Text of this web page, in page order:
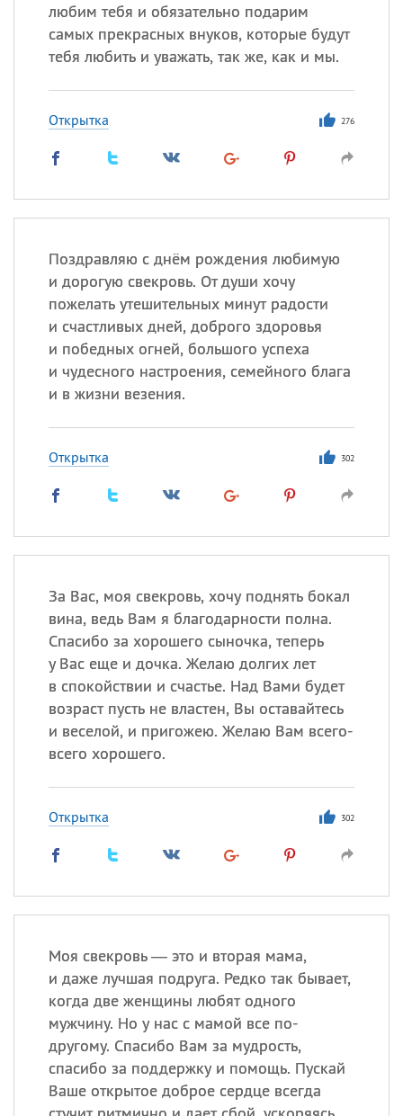
любим тебя и обязательно подарим
самых прекрасных внуков, которые будут
тебя любить и уважать, так же, как и мы.
Открытка 276
Поздравляю с днём рождения любимую
и дорогую свекровь. От души хочу
пожелать утешительных минут радости
и счастливых дней, доброго здоровья
и победных огней, большого успеха
и чудесного настроения, семейного блага
и в жизни везения.
Открытка 302
За Вас, моя свекровь, хочу поднять бокал
вина, ведь Вам я благодарности полна.
Спасибо за хорошего сыночка, теперь
у Вас еще и дочка. Желаю долгих лет
в спокойствии и счастье. Над Вами будет
возраст пусть не властен, Вы оставайтесь
и веселой, и пригожею. Желаю Вам всего-
всего хорошего.
Открытка 302
Моя свекровь — это и вторая мама,
и даже лучшая подруга. Редко так бывает,
когда две женщины любят одного
мужчину. Но у нас с мамой все по-
другому. Спасибо Вам за мудрость,
спасибо за поддержку и помощь. Пускай
Ваше открытое доброе сердце всегда